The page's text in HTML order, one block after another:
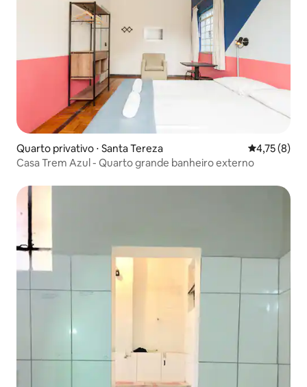
Quarto privativo ⋅ Santa Tereza 4,75 de
4,75 (8)
Casa Trem Azul - Quarto grande banheiro externo